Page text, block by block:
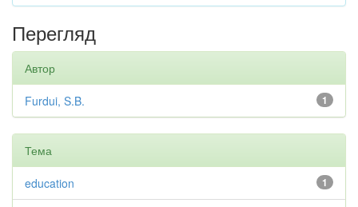
Перегляд
Автор
1
Furdui, S.B.
Тема
1
education